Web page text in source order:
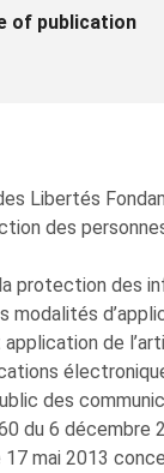
of publication
Libertés
des
protection des
modalités
de
des
du 6 décembre
mai 2013